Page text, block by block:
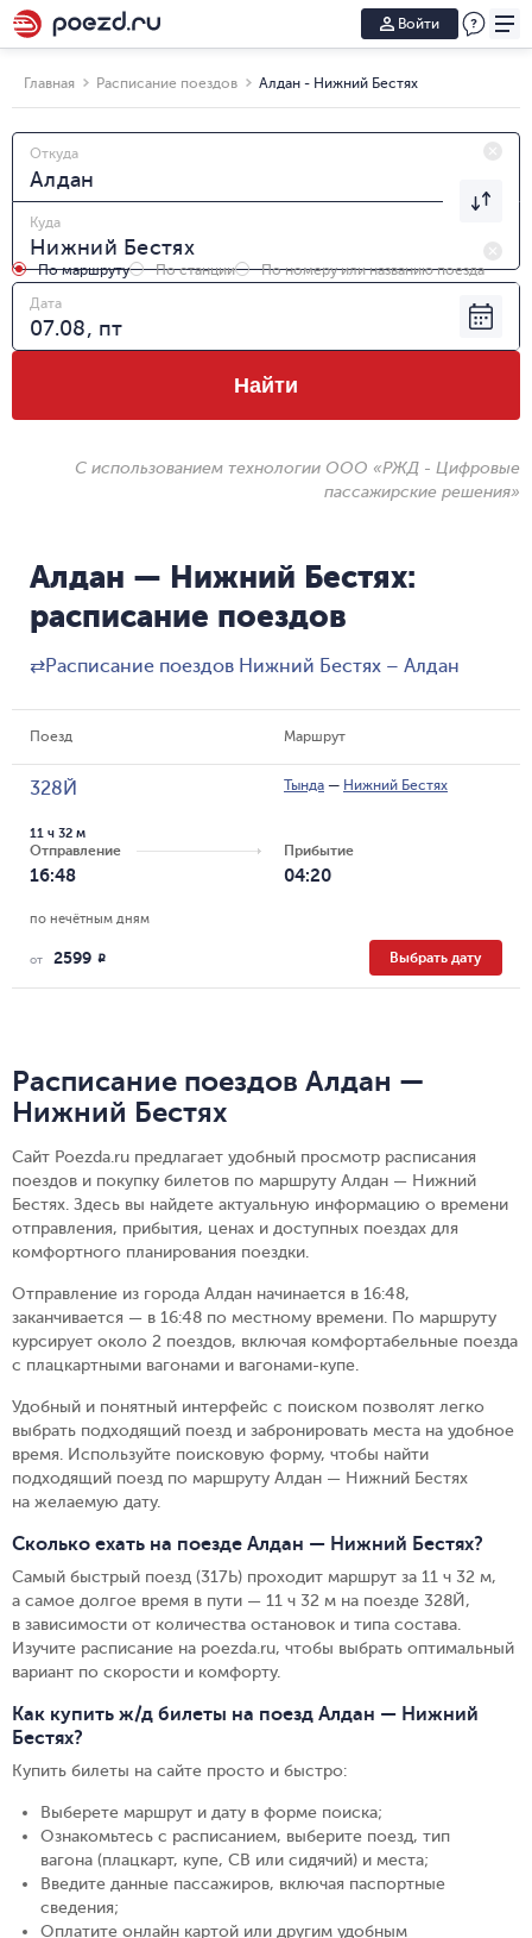
Войти
Главная Расписание поездов Алдан - Нижний Бестях
Откуда
Куда
По маршруту По станции
По номеру или названию поезда
Дата
Найти
С использованием технологии ООО «РЖД - Цифровые
пассажирские решения»
Алдан — Нижний Бестях:
расписание поездов
⇄Расписание поездов Нижний Бестях – Алдан
Поезд Маршрут
328Й Тында — Нижний Бестях
Отправление
16:48
11 ч 32 м
Прибытие
04:20
по нечётным дням
от 2599 R Выбрать дату
Расписание поездов Алдан —
Нижний Бестях
Сайт Poezda.ru предлагает удобный просмотр расписания
поездов и покупку билетов по маршруту Алдан — Нижний
Бестях. Здесь вы найдете актуальную информацию о времени
отправления, прибытия, ценах и доступных поездах для
комфортного планирования поездки.
Отправление из города Алдан начинается в 16:48,
заканчивается — в 16:48 по местному времени. По маршруту
курсирует около 2 поездов, включая комфортабельные поезда
с плацкартными вагонами и вагонами-купе.
Удобный и понятный интерфейс с поиском позволят легко
выбрать подходящий поезд и забронировать места на удобное
время. Используйте поисковую форму, чтобы найти
подходящий поезд по маршруту Алдан — Нижний Бестях
на желаемую дату.
Сколько ехать на поезде Алдан — Нижний Бестях?
Самый быстрый поезд (317Ь) проходит маршрут за 11 ч 32 м,
а самое долгое время в пути — 11 ч 32 м на поезде 328Й,
в зависимости от количества остановок и типа состава.
Изучите расписание на poezda.ru, чтобы выбрать оптимальный
вариант по скорости и комфорту.
Как купить ж/д билеты на поезд Алдан — Нижний
Бестях?
Купить билеты на сайте просто и быстро:
Выберете маршрут и дату в форме поиска;
Ознакомьтесь с расписанием, выберите поезд, тип
вагона (плацкарт, купе, СВ или сидячий) и места;
Введите данные пассажиров, включая паспортные
сведения;
Оплатите онлайн картой или другим удобным